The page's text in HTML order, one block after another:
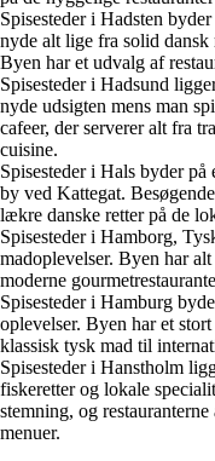
Spisesteder i Hadsten
nyde alt lige fra solid dansk
Byen har et udvalg af
Spisesteder i Hadsund
nyde udsigten mens man
cafeer, der serverer alt fra
cuisine.
Spisesteder i Hals byder
by ved Kattegat.
lækre danske retter på de
Spisesteder i Hamborg,
madoplevelser. Byen har
moderne
Spisesteder i Hamburg
oplevelser. Byen har et
klassisk tysk mad til
Spisesteder i Hanstholm
fiskeretter og lokale
stemning, og
menuer.